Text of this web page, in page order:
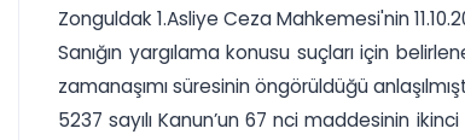
Zonguldak 1.Asliye Ceza Mahkemesi'nin
Sanığın yargılama konusu suçları için
zamanaşımı süresinin öngörüldüğü
5237 sayılı Kanun’un 67 nci maddesinin